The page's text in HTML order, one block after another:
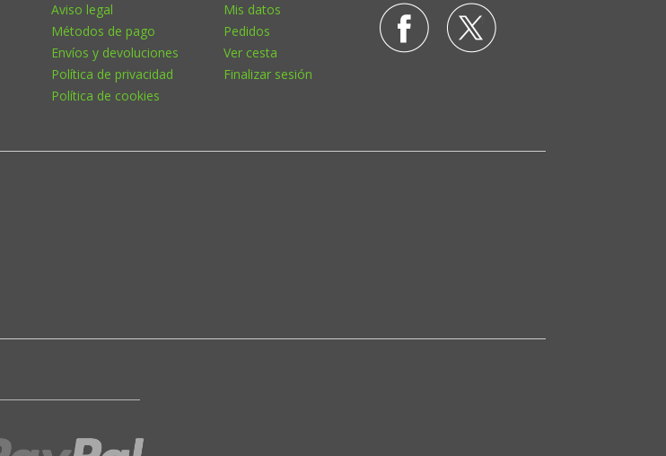
Aviso legal
Métodos de pago
Envíos y devoluciones
Política de privacidad
Política de cookies
Mis datos
Pedidos
Ver cesta
Finalizar sesión